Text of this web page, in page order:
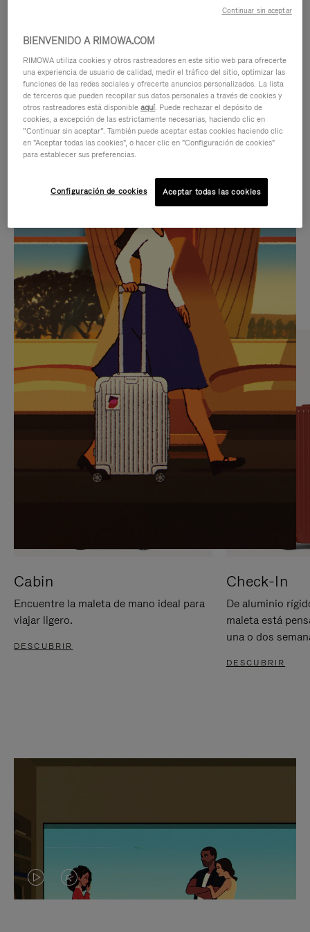
VÍDEO
NO
ESTÁ
PAUSADO,
PULSE
PARA
PAUSARLO.
SONIDO
DEL
VÍDEO
ESTÁ
DESACTIVADO:
PULSE
PARA
ACTIVARLO.
IDAS DE REGALO CUIDADOSAMENTE ELEGIDAS
Encuentre su compañero de
viaje ideal
Cabin
Encuentre la maleta de mano ideal para
viajar ligero.
DESCUBRIR
Check-In
De aluminio
maleta está
una o dos
DESCUBRIR
EL
EL
BIENVENIDO A RIMOWA.COM
RIMOWA utiliza cookies y otros rastreadores en este sitio web para ofrecerte
una experiencia de usuario de calidad, medir el tráfico del sitio, optimizar las
funciones de las redes sociales y ofrecerte anuncios personalizados. La lista
de terceros que pueden recopilar sus datos personales a través de cookies y
otros rastreadores está disponibleaquí. Puede rechazar el depósito de
cookies, a excepción de las estrictamente necesarias, haciendo clic en
“Continuar sin aceptar”. También puede aceptar estas cookies haciendo clic
en "Aceptar todas las cookies", o hacer clic en "Configuración de cookies"
para establecer sus preferencias.
Configuración de cookies Aceptar todas las cookies
Continuar sin aceptar